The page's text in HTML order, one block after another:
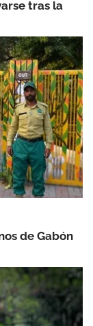
tras la
de Gabón